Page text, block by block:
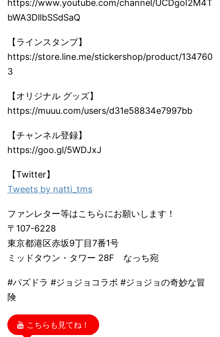
https://www.youtube.com/channel/UCDgoI2M4T
bWA3DllbSSdSaQ
【ラインスタンプ】
https://store.line.me/stickershop/product/134760
3
【オリジナル グッズ】
https://muuu.com/users/d31e58834e7997bb
【チャンネル登録】
https://goo.gl/5WDJxJ
【Twitter】
Tweets by natti_tms
ファンレター等はこちらにお願いします！
〒107-6228
東京都港区赤坂9丁目7番1号
ミッドタウン・タワー 28F なっち宛
#パズドラ #ジョジョコラボ #ジョジョの奇妙な冒
険
こちらも見てね！
11/13